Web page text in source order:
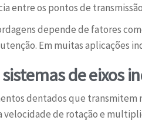
entre os pontos de
depende de fatores
Em muitas aplicações
de eixos
dentados que
de rotação e